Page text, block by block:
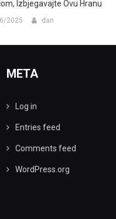
Izbjegavajte Ovu Hranu
2025 dan
META
Log in
Entries feed
Comments feed
WordPress.org